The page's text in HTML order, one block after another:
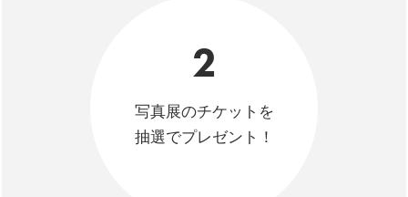
2
写真展のチケットを
抽選でプレゼント！